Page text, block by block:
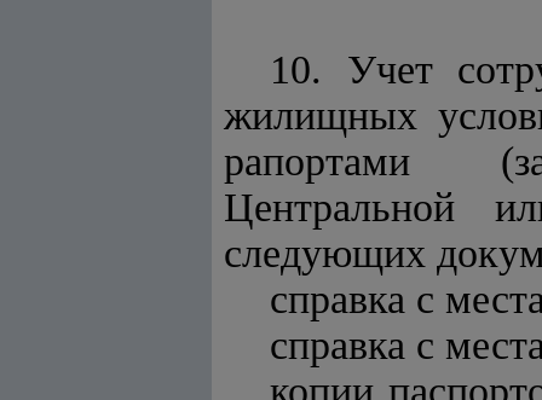
10. Учет
жилищных
рапортами
Центральной
следующих
справка с
справка с
копии